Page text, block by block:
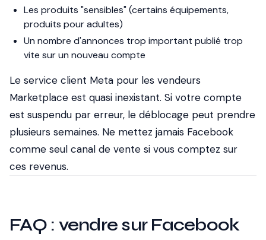
Les produits "sensibles" (certains équipements,
produits pour adultes)
Un nombre d'annonces trop important publié trop
vite sur un nouveau compte
Le service client Meta pour les vendeurs
Marketplace est quasi inexistant. Si votre compte
est suspendu par erreur, le déblocage peut prendre
plusieurs semaines. Ne mettez jamais Facebook
comme seul canal de vente si vous comptez sur
ces revenus.
FAQ : vendre sur Facebook